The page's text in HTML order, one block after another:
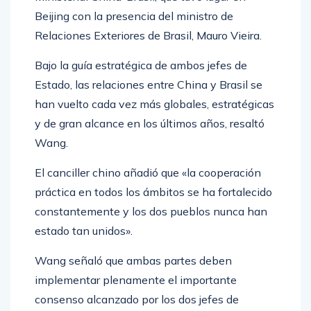
Beijing con la presencia del ministro de
Relaciones Exteriores de Brasil, Mauro Vieira.
Bajo la guía estratégica de ambos jefes de
Estado, las relaciones entre China y Brasil se
han vuelto cada vez más globales, estratégicas
y de gran alcance en los últimos años, resaltó
Wang.
El canciller chino añadió que «la cooperación
práctica en todos los ámbitos se ha fortalecido
constantemente y los dos pueblos nunca han
estado tan unidos».
Wang señaló que ambas partes deben
implementar plenamente el importante
consenso alcanzado por los dos jefes de